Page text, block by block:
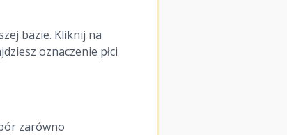
bazie. Kliknij na
oznaczenie płci
zarówno